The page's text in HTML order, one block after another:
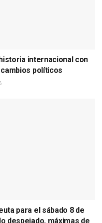
internacional con
políticos
para el sábado 8 de
despejado, máximas de